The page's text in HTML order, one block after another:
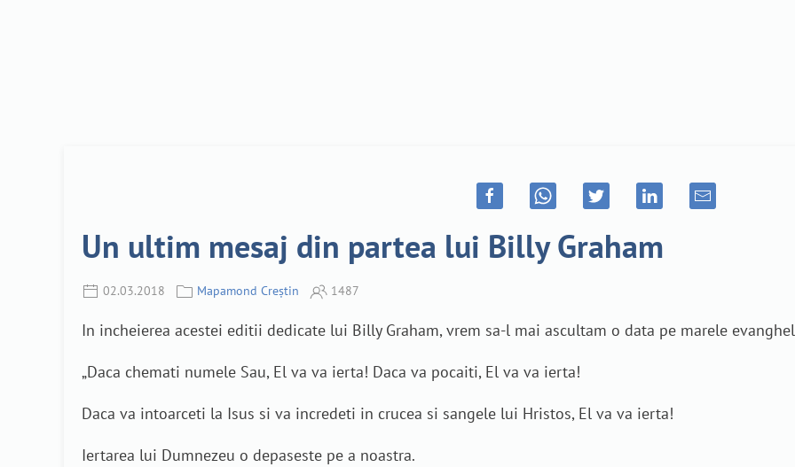
Un ultim mesaj din partea lui Billy Graham
02.03.2018 Mapamond Creștin 1487
In incheierea acestei editii dedicate lui Billy Graham, vrem sa-l mai ascultam o data pe marele
„Daca chemati numele Sau, El va va ierta! Daca va pocaiti, El va va ierta!
Daca va intoarceti la Isus si va incredeti in crucea si sangele lui Hristos, El va va ierta!
Iertarea lui Dumnezeu o depaseste pe a noastra.